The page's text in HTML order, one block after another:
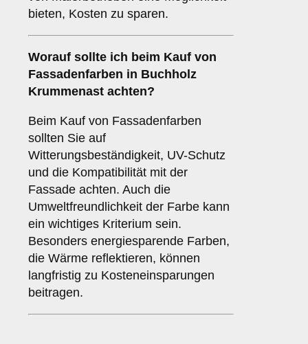
bieten, Kosten zu sparen.
Worauf sollte ich beim Kauf von
Fassadenfarben in Buchholz
Krummenast achten?
Beim Kauf von Fassadenfarben
sollten Sie auf
Witterungsbeständigkeit, UV-Schutz
und die Kompatibilität mit der
Fassade achten. Auch die
Umweltfreundlichkeit der Farbe kann
ein wichtiges Kriterium sein.
Besonders energiesparende Farben,
die Wärme reflektieren, können
langfristig zu Kosteneinsparungen
beitragen.